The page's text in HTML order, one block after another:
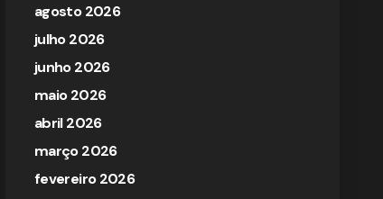
agosto 2026
julho 2026
junho 2026
maio 2026
abril 2026
março 2026
fevereiro 2026